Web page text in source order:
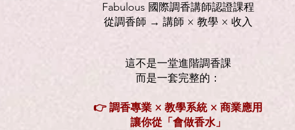
Fabulous 國際調香講師認證課程
從調香師 → 講師 × 教學 × 收入
這不是一堂進階調香課
而是一套完整的：
👉 調香專業 × 教學系統 × 商業應用
讓你從「會做香水」